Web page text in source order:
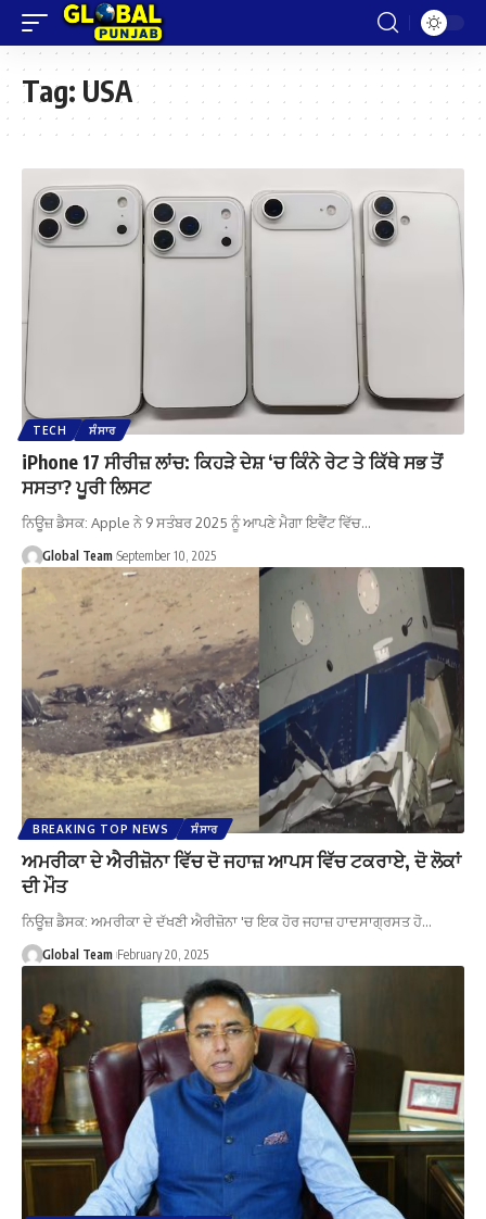
Tag: USA
TECH ਸੰਸਾਰ
iPhone 17 ਸੀਰੀਜ਼ ਲਾਂਚ: ਕਿਹੜੇ ਦੇਸ਼ ‘ਚ ਕਿੰਨੇ ਰੇਟ ਤੇ ਕਿੱਥੇ ਸਭ ਤੋਂ
ਸਸਤਾ? ਪੂਰੀ ਲਿਸਟ
ਨਿਊਜ਼ ਡੈਸਕ: Apple ਨੇ 9 ਸਤੰਬਰ 2025 ਨੂੰ ਆਪਣੇ ਮੈਗਾ ਇਵੈਂਟ ਵਿੱਚ…
Global Team September 10, 2025
BREAKING TOP NEWS ਸੰਸਾਰ
ਅਮਰੀਕਾ ਦੇ ਐਰੀਜ਼ੋਨਾ ਵਿੱਚ ਦੋ ਜਹਾਜ਼ ਆਪਸ ਵਿੱਚ ਟਕਰਾਏ, ਦੋ ਲੋਕਾਂ
ਦੀ ਮੌਤ
ਨਿਊਜ਼ ਡੈਸਕ: ਅਮਰੀਕਾ ਦੇ ਦੱਖਣੀ ਐਰੀਜ਼ੋਨਾ 'ਚ ਇਕ ਹੋਰ ਜਹਾਜ਼ ਹਾਦਸਾਗ੍ਰਸਤ ਹੋ…
Global Team February 20, 2025